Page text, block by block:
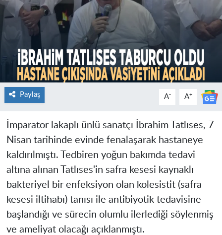
Paylaş A- A+
İmparator lakaplı ünlü sanatçı İbrahim Tatlıses, 7
Nisan tarihinde evinde fenalaşarak hastaneye
kaldırılmıştı. Tedbiren yoğun bakımda tedavi
altına alınan Tatlıses'in safra kesesi kaynaklı
bakteriyel bir enfeksiyon olan kolesistit (safra
kesesi iltihabı) tanısı ile antibiyotik tedavisine
başlandığı ve sürecin olumlu ilerlediği söylenmiş
ve ameliyat olacağı açıklanmıştı.